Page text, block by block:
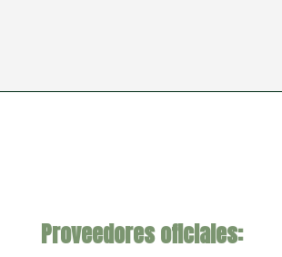
Proveedores oficiales: